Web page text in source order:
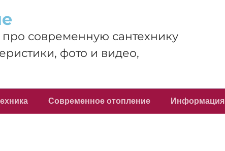
современную сантехнику
фото и видео,
Современное отопление Информация